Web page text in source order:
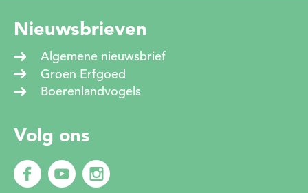
Nieuwsbrieven
Algemene nieuwsbrief
Groen Erfgoed
Boerenlandvogels
Volg ons